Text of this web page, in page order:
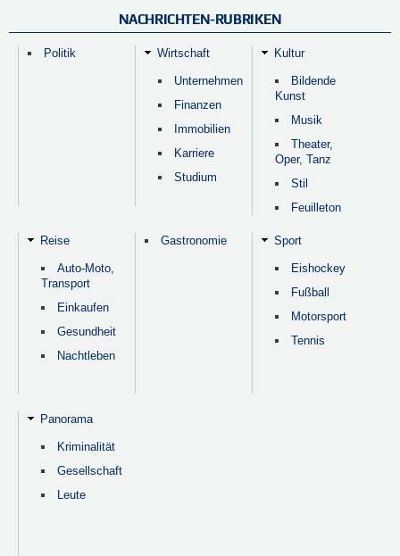
NACHRICHTEN-RUBRIKEN
Politik Wirtschaft
Unternehmen
Finanzen
Immobilien
Karriere
Studium
Kultur
Bildende
Kunst
Musik
Theater,
Oper, Tanz
Stil
Feuilleton
Reise
Auto-Moto,
Transport
Einkaufen
Gesundheit
Nachtleben
Gastronomie Sport
Eishockey
Fußball
Motorsport
Tennis
Panorama
Kriminalität
Gesellschaft
Leute